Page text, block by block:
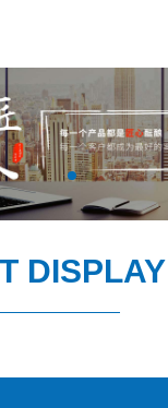
DISPLAY